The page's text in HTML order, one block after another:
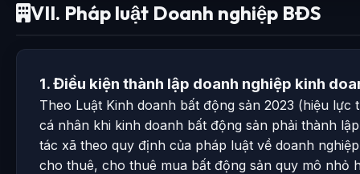
VII. Pháp luật Doanh nghiệp BĐS
1. Điều kiện thành lập doanh nghiệp kinh
Theo Luật Kinh doanh bất động sản 2023 (hiệu
cá nhân khi kinh doanh bất động sản phải thành
tác xã theo quy định của pháp luật về doanh
cho thuê, cho thuê mua bất động sản quy mô nhỏ